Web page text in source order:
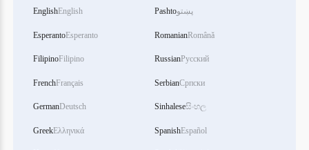
EnglishEnglish
EsperantoEsperanto
FilipinoFilipino
FrenchFrançais
GermanDeutsch
GreekΕλληνικά
Pashtoپښتو
RomanianRomână
RussianРусский
SerbianСрпски
Sinhaleseසිංහල
SpanishEspañol